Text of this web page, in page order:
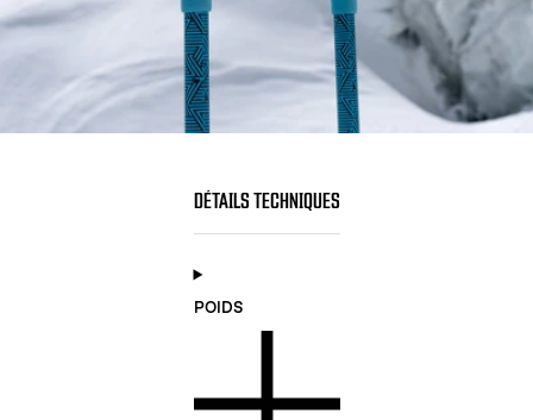
DÉTAILS TECHNIQUES
POIDS